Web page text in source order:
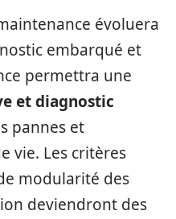
évoluera
embarqué et
permettra une
et diagnostic
pannes et
vie. Les critères
modularité des
deviendront des